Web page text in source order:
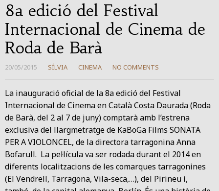
8a edició del Festival
Internacional de Cinema de
Roda de Barà
20/05/2015 SÍLVIA CINEMA NO COMMENTS
La inauguració oficial de la 8a edició del Festival
Internacional de Cinema en Català Costa Daurada (Roda
de Barà, del 2 al 7 de juny) comptarà amb l’estrena
exclusiva del llargmetratge de KaBoGa Films SONATA
PER A VIOLONCEL, de la directora tarragonina Anna
Bofarull. La pel·lícula va ser rodada durant el 2014 en
diferents localitzacions de les comarques tarragonines
(El Vendrell, Tarragona, Vila-seca,…), del Pirineu i,